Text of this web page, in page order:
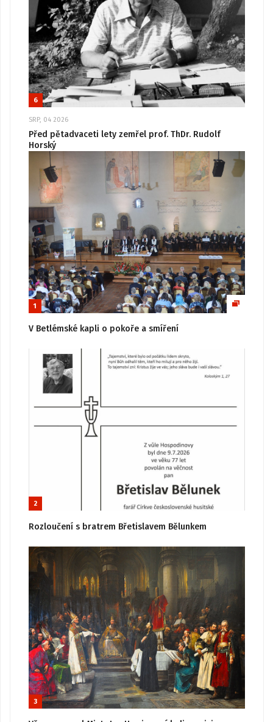
6
SRP, 04 2026
Před pětadvaceti lety zemřel prof. ThDr. Rudolf
Horský
1
V Betlémské kapli o pokoře a smíření
2
Rozloučení s bratrem Břetislavem Bělunkem
3